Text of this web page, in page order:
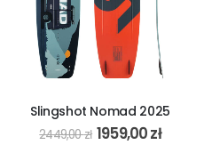
Slingshot Nomad 2025
2449,00zł 1959,00zł